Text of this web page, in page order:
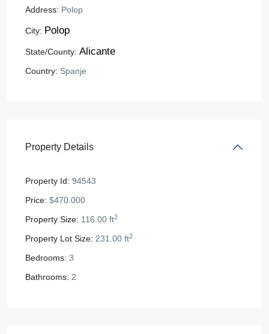
Address: Polop
City: Polop
State/County: Alicante
Country: Spanje
Property Details
Property Id: 94543
Price: $470.000
Property Size: 116.00 ft2
Property Lot Size: 231.00 ft2
Bedrooms: 3
Bathrooms: 2